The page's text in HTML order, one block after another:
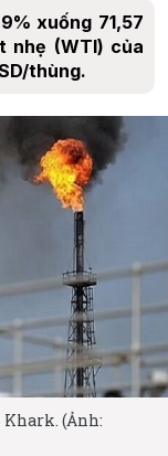
xuống 71,57
nhẹ (WTI) của
thùng.
Khark. (Ảnh: